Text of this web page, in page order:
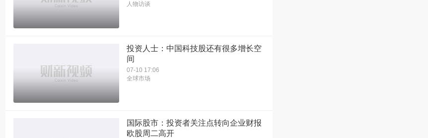
人物访谈
投资人士：中国科技股还有很多增长空
间
07-10 17:06
全球市场
国际股市：投资者关注点转向企业财报
欧股周二高开